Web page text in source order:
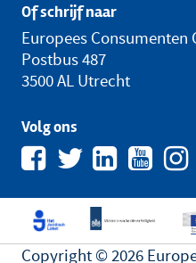
Of schrijf naar
Europees Consumenten
Postbus 487
3500 AL Utrecht
Volg ons
Copyright © 2026